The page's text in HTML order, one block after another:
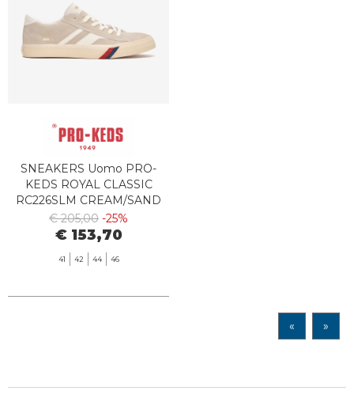
SNEAKERS Uomo PRO-
KEDS ROYAL CLASSIC
RC226SLM CREAM/SAND
€ 205,00 -25%
€ 153,70
41 42 44 46
« »